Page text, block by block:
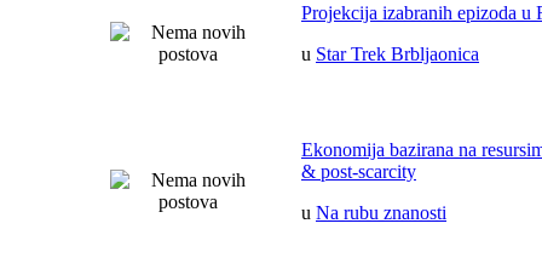
Projekcija izabranih epizoda u
u Star Trek Brbljaonica
Ekonomija bazirana na
& post-scarcity
u Na rubu znanosti